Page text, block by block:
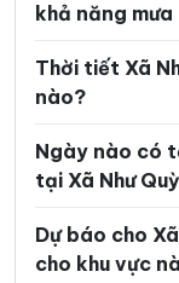
Xã Lương Bằng
Xã Minh Thọ
Xã Nam Đông
Xã Nam Thụy
Xã Nam Tiên
Xã Nghĩa Trụ
khả năng
Thời tiết Xã
nào?
Ngày nào có
tại Xã Như
Dự báo cho
cho khu vực